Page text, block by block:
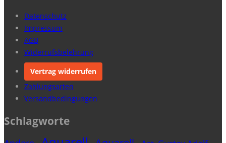
Datenschutz
Impressum
AGB
Widerrufsbelehrung
Vertrag widerrufen
Zahlungsarten
Versandbedingungen
Schlagworte